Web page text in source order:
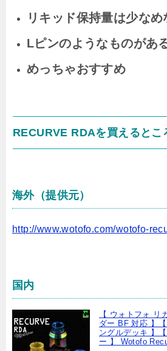
リキッド保持量は少なめ
Lピンのようなものがあ
めっちゃおすすめ
RECURVE RDAを買えるとこ
海外（提供元）
http://www.wotofo.com/wotofo-
国内
【 ウォトフォ リ
ダー BF 対応 】
ングルデッキ 】
ー 】 Wotofo